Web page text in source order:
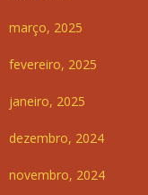
março, 2025
fevereiro, 2025
janeiro, 2025
dezembro, 2024
novembro, 2024